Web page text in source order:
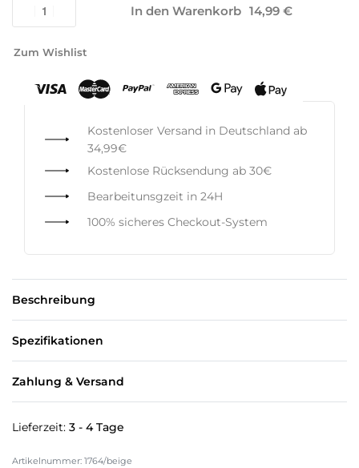
In den Warenkorb
Zum Wishlist
Kostenloser Versand in Deutschland ab
34,99€
Kostenlose Rücksendung ab 30€
Bearbeitunsgzeit in 24H
100% sicheres Checkout-System
Beschreibung
Spezifikationen
Zahlung & Versand
Lieferzeit: 3 - 4 Tage
1764/beige